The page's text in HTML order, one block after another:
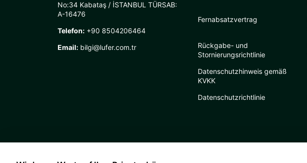
No:34 Kabataş / İSTANBUL TÜRSAB:
A-16476
Telefon: +90 8504206464
Email: bilgi@lufer.com.tr
Fernabsatzvertrag
Rückgabe- und
Stornierungsrichtlinie
Datenschutzhinweis gemäß
KVKK
Datenschutzrichtlinie